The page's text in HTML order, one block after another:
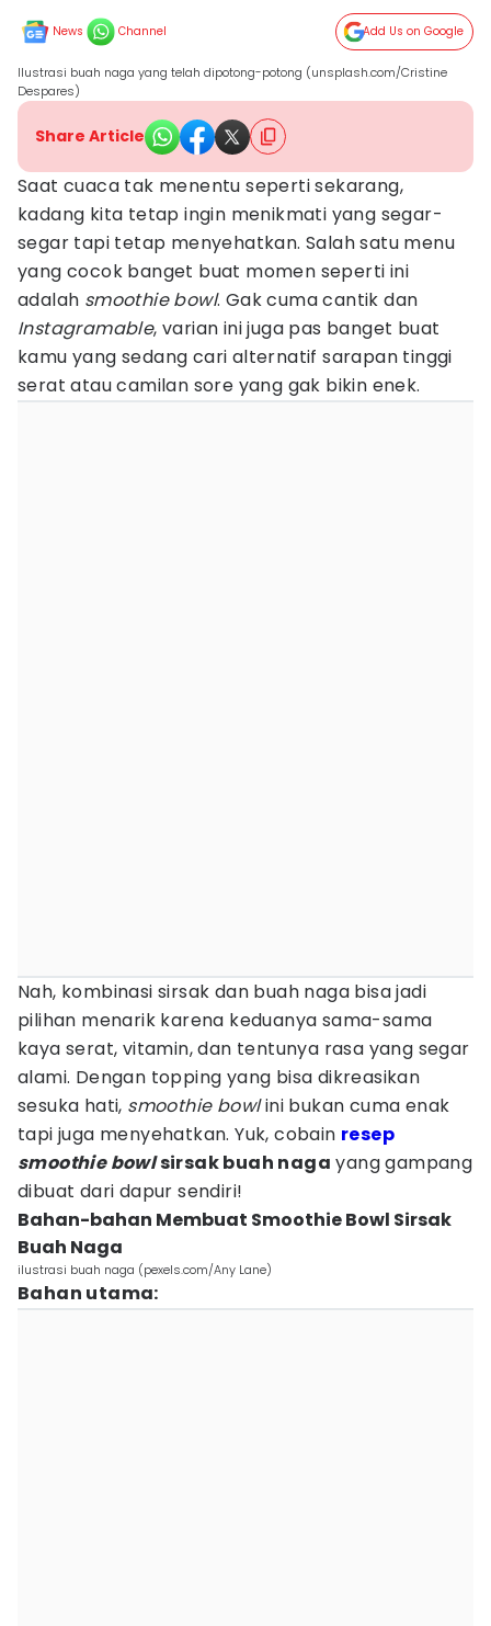
News Channel Add Us on Google
Ilustrasi buah naga yang telah dipotong-potong (unsplash.com/Cristine
Despares)
Share Article
Saat cuaca tak menentu seperti sekarang,
kadang kita tetap ingin menikmati yang segar-
segar tapi tetap menyehatkan. Salah satu menu
yang cocok banget buat momen seperti ini
adalah smoothie bowl. Gak cuma cantik dan
Instagramable, varian ini juga pas banget buat
kamu yang sedang cari alternatif sarapan tinggi
serat atau camilan sore yang gak bikin enek.
Nah, kombinasi sirsak dan buah naga bisa jadi
pilihan menarik karena keduanya sama-sama
kaya serat, vitamin, dan tentunya rasa yang segar
alami. Dengan topping yang bisa dikreasikan
sesuka hati, smoothie bowlini bukan cuma enak
tapi juga menyehatkan. Yuk, cobain resep
smoothie bowlsirsak buah naga yang gampang
dibuat dari dapur sendiri!
Bahan-bahan Membuat Smoothie Bowl Sirsak
Buah Naga
ilustrasi buah naga (pexels.com/Any Lane)
Bahan utama: